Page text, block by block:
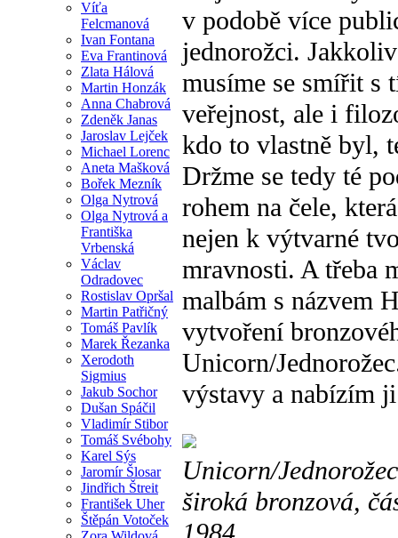
Víťa
Felcmanová
Ivan Fontana
Eva Frantinová
Zlata Hálová
Martin Honzák
Anna Chabrová
Zdeněk Janas
Jaroslav Lejček
Michael Lorenc
Aneta Mašková
Bořek Mezník
Olga Nytrová
Olga Nytrová a
Františka
Vrbenská
Václav
Odradovec
Rostislav Opršal
Martin Patřičný
Tomáš Pavlík
Marek Řezanka
Xerodoth
Sigmius
Jakub Sochor
Dušan Spáčil
Vladimír Stibor
Tomáš Svébohy
Karel Sýs
Jaromír Šlosar
Jindřich Štreit
František Uher
Štěpán Votoček
v podobě více
jednorožci.
musíme se smířit s
veřejnost, ale i
kdo to vlastně byl,
Držme se tedy té
rohem na čele,
nejen k výtvarné
mravnosti. A třeba
malbám s názvem
vytvoření
Unicorn/
výstavy a nabízím
Unicorn/
široká bronzová,